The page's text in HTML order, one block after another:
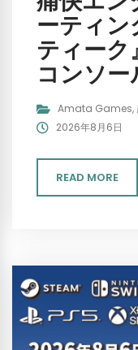
ーティン
ティーク
コンソー
Amata Games,
2026年8月6日
READ MORE